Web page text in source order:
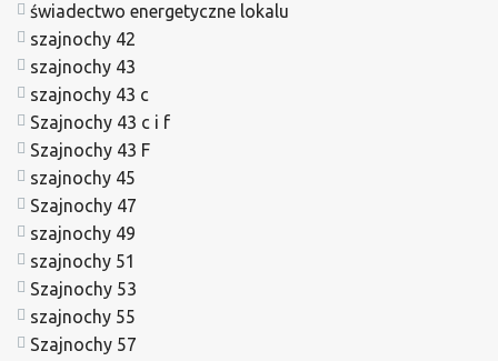
świadectwo energetyczne lokalu
szajnochy 42
szajnochy 43
szajnochy 43 c
Szajnochy 43 c i f
Szajnochy 43 F
szajnochy 45
Szajnochy 47
szajnochy 49
szajnochy 51
Szajnochy 53
szajnochy 55
Szajnochy 57